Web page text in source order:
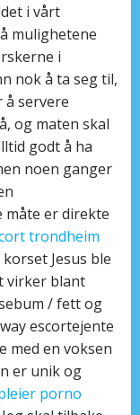
i vårt
mulighetene
i
nok å ta seg til,
å servere
og maten skal
godt å ha
noen ganger
måte er direkte
trondheim
Jesus ble
virker blant
/ fett og
escortejente
med en voksen
er unik og
porno